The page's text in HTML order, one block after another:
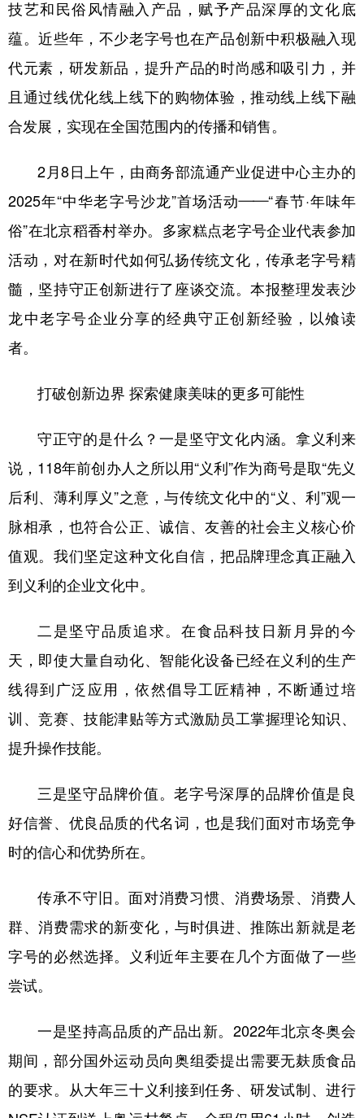
公益 一带一路 亚太网 上市公司
文化产业
地方频道
北京 天津 河北
辽宁 吉林 上海 江苏
浙江 安徽 福建 江西
山东 河南 湖北 湖南
多语种频道
English Español Français عربى
Русский язык 日本語 한국어
技艺和民俗风情融入产品，赋予产品深厚的文化底
蕴。近些年，不少老字号也在产品创新中积极融入现
代元素，研发新品，提升产品的时尚感和吸引力，并
且通过线优化线上线下的购物体验，推动线上线下融
合发展，实现在全国范围内的传播和销售。
2月8日上午，由商务部流通产业促进中心主办的
2025年“中华老字号沙龙”首场活动——“春节·年味年
俗”在北京稻香村举办。多家糕点老字号企业代表参加
活动，对在新时代如何弘扬传统文化，传承老字号精
髓，坚持守正创新进行了座谈交流。本报整理发表沙
龙中老字号企业分享的经典守正创新经验，以飧读
者。
打破创新边界 探索健康美味的更多可能性
守正守的是什么？一是坚守文化内涵。拿义利来
说，118年前创办人之所以用“义利”作为商号是取“先义
后利、薄利厚义”之意，与传统文化中的“义、利”观一
脉相承，也符合公正、诚信、友善的社会主义核心价
值观。我们坚定这种文化自信，把品牌理念真正融入
到义利的企业文化中。
二是坚守品质追求。在食品科技日新月异的今
天，即使大量自动化、智能化设备已经在义利的生产
线得到广泛应用，依然倡导工匠精神，不断通过培
训、竞赛、技能津贴等方式激励员工掌握理论知识、
提升操作技能。
三是坚守品牌价值。老字号深厚的品牌价值是良
好信誉、优良品质的代名词，也是我们面对市场竞争
时的信心和优势所在。
传承不守旧。面对消费习惯、消费场景、消费人
群、消费需求的新变化，与时俱进、推陈出新就是老
字号的必然选择。义利近年主要在几个方面做了一些
尝试。
一是坚持高品质的产品出新。2022年北京冬奥会
期间，部分国外运动员向奥组委提出需要无麸质食品
的要求。从大年三十义利接到任务、研发试制、进行